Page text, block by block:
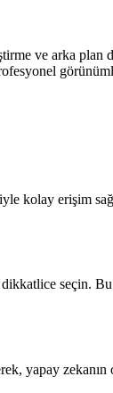
ve arka plan
kolay erişim
seçin.
yapay